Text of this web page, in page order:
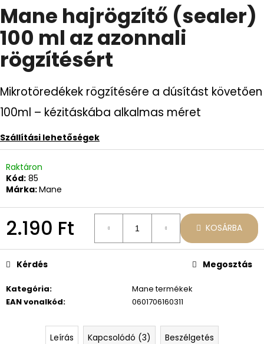
átlagos
értékelése
5-
ből
0,0
csillag.
Mane hajrögzítő (sealer)
100 ml az azonnali
rögzítésért
Mikrotöredékek rögzítésére a dúsítást követően
100ml – kézitáskába alkalmas méret
Szállítási lehetőségek
Raktáron
Kód: 85
Márka:Mane
2.190 Ft KOSÁRBA
Kategória:
Mane termékek
EAN vonalkód: 0601706160311
Kérdés Megosztás
Leírás Kapcsolódó (3)
Beszélgetés
A
j
á
l
j
u
MANE
HAJERŐSÍTŐ
200
ML
AZ
AZONNALI
HAJDÚSÍTÁSÉRT
12.490